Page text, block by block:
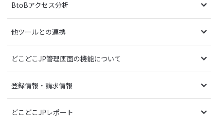
BtoBアクセス分析
他ツールとの連携
どこどこJP管理画面の機能について
登録情報・請求情報
どこどこJPレポート